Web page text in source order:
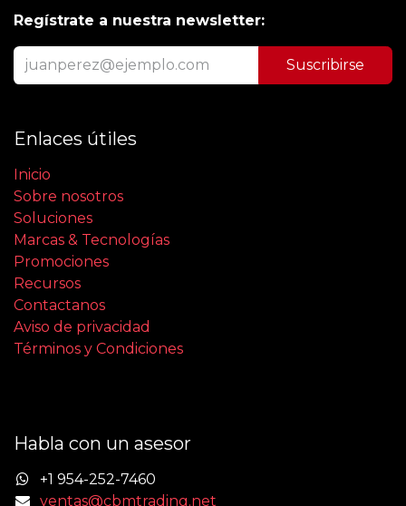
Regístrate a nuestra newsletter:
Suscribirse
Enlaces útiles
Inicio
Sobre nosotros
Soluciones
Marcas & Tecnologías
Promociones
Recursos
Contactanos
Aviso de privacidad
Términos y Condiciones
Habla con un asesor
+1 954-252-7460
ventas@cbmtrading.net